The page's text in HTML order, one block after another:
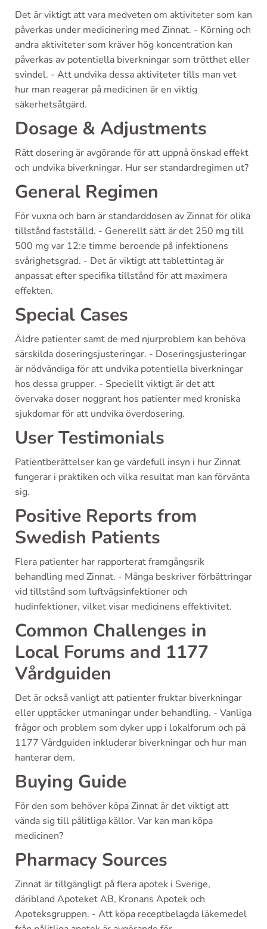
Det är viktigt att vara medveten om aktiviteter som kan
påverkas under medicinering med Zinnat. - Körning och
andra aktiviteter som kräver hög koncentration kan
påverkas av potentiella biverkningar som trötthet eller
svindel. - Att undvika dessa aktiviteter tills man vet
hur man reagerar på medicinen är en viktig
säkerhetsåtgärd.
Dosage & Adjustments
Rätt dosering är avgörande för att uppnå önskad effekt
och undvika biverkningar. Hur ser standardregimen ut?
General Regimen
För vuxna och barn är standarddosen av Zinnat för olika
tillstånd fastställd. - Generellt sätt är det 250 mg till
500 mg var 12:e timme beroende på infektionens
svårighetsgrad. - Det är viktigt att tablettintag är
anpassat efter specifika tillstånd för att maximera
effekten.
Special Cases
Äldre patienter samt de med njurproblem kan behöva
särskilda doseringsjusteringar. - Doseringsjusteringar
är nödvändiga för att undvika potentiella biverkningar
hos dessa grupper. - Speciellt viktigt är det att
övervaka doser noggrant hos patienter med kroniska
sjukdomar för att undvika överdosering.
User Testimonials
Patientberättelser kan ge värdefull insyn i hur Zinnat
fungerar i praktiken och vilka resultat man kan förvänta
sig.
Positive Reports from
Swedish Patients
Flera patienter har rapporterat framgångsrik
behandling med Zinnat. - Många beskriver förbättringar
vid tillstånd som luftvägsinfektioner och
hudinfektioner, vilket visar medicinens effektivitet.
Common Challenges in
Local Forums and 1177
Vårdguiden
Det är också vanligt att patienter fruktar biverkningar
eller upptäcker utmaningar under behandling. - Vanliga
frågor och problem som dyker upp i lokalforum och på
1177 Vårdguiden inkluderar biverkningar och hur man
hanterar dem.
Buying Guide
För den som behöver köpa Zinnat är det viktigt att
vända sig till pålitliga källor. Var kan man köpa
medicinen?
Pharmacy Sources
Zinnat är tillgängligt på flera apotek i Sverige,
däribland Apoteket AB, Kronans Apotek och
Apoteksgruppen. - Att köpa receptbelagda läkemedel